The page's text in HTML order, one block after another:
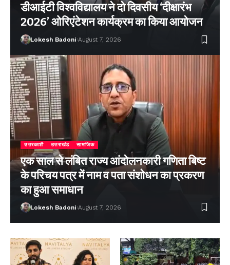
डीआईटी विश्वविद्यालय ने दो दिवसीय ‘दीक्षारंभ
2026’ ओरिएंटेशन कार्यक्रम का किया आयोजन
Lokesh Badoni August 7, 2026
उत्तरकाशी उत्तराखंड सामाजिक
एक साल से लंबित राज्य आंदोलनकारी गणिता बिष्ट
के परिचय पत्र में नाम व पता संशोधन का प्रकरण
का हुआ समाधान
Lokesh Badoni August 7, 2026